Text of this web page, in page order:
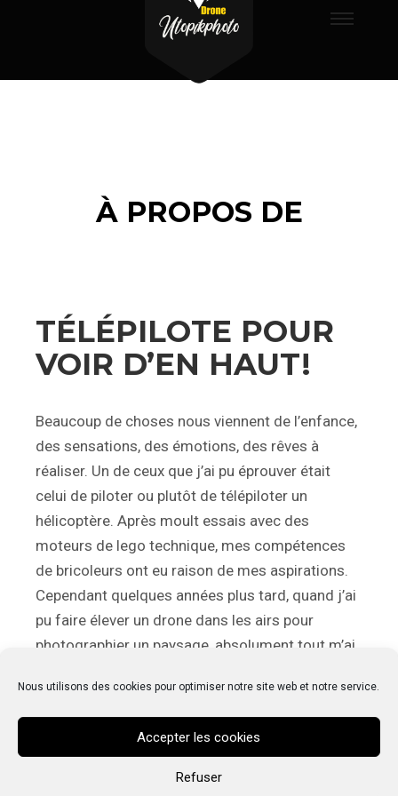
Nous utilisons des cookies pour optimiser notre site web et notre service.
Accepter les cookies
Refuser
Menu
À PROPOS DE
TÉLÉPILOTE POUR
VOIR D’EN HAUT!
Beaucoup de choses nous viennent de l’enfance,
des sensations, des émotions, des rêves à
réaliser. Un de ceux que j’ai pu éprouver était
celui de piloter ou plutôt de télépiloter un
hélicoptère. Après moult essais avec des
moteurs de lego technique, mes compétences
de bricoleurs ont eu raison de mes aspirations.
Cependant quelques années plus tard, quand j’ai
pu faire élever un drone dans les airs pour
photographier un paysage, absolument tout m’ai
télépilote pour oeuvrer dans le ciel avec un oeil
venant de la photographie.